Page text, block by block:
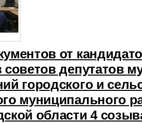
от
советов депутатов
городского и
муниципального
области 4